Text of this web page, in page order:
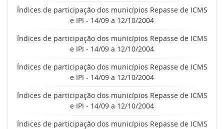
Índices de participação dos municípios Repasse de ICMS
e IPI - 14/09 a 12/10/2004
Índices de participação dos municípios Repasse de ICMS
e IPI - 14/09 a 12/10/2004
Índices de participação dos municípios Repasse de ICMS
e IPI - 14/09 a 12/10/2004
Índices de participação dos municípios Repasse de ICMS
e IPI - 14/09 a 12/10/2004
Índices de participação dos municípios Repasse de ICMS